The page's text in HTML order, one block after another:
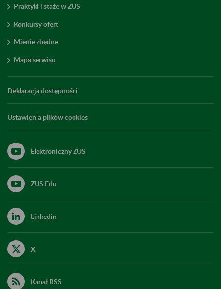
Praktyki i staże w ZUS
Konkursy ofert
Mienie zbędne
Mapa serwisu
Deklaracja dostępności
Ustawienia plików cookies
Elektroniczny ZUS
ZUS Edu
Linkedin
X
Kanał RSS